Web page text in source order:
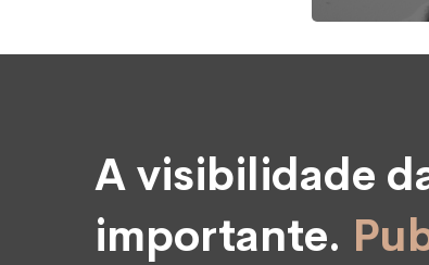
A visibilidade
importante.